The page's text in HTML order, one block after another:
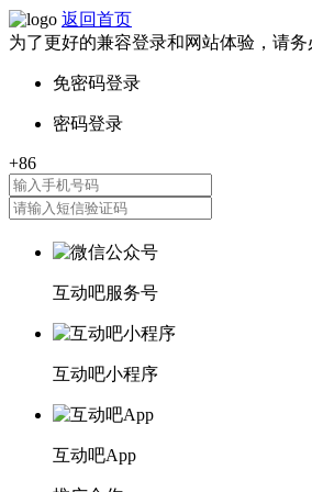
返回首页
为了更好的兼容登录和网站体验，请
互动吧服务号
互动吧小程序
互动吧App